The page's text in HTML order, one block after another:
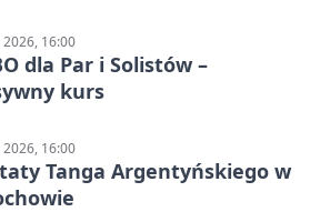
16:00
dla Par i Solistów –
kurs
16:00
Tanga Argentyńskiego w